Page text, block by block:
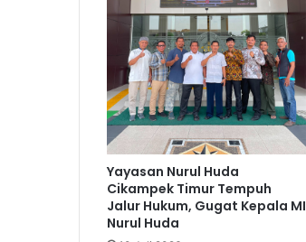
Yayasan Nurul Huda
Cikampek Timur Tempuh
Jalur Hukum, Gugat Kepala MI
Nurul Huda